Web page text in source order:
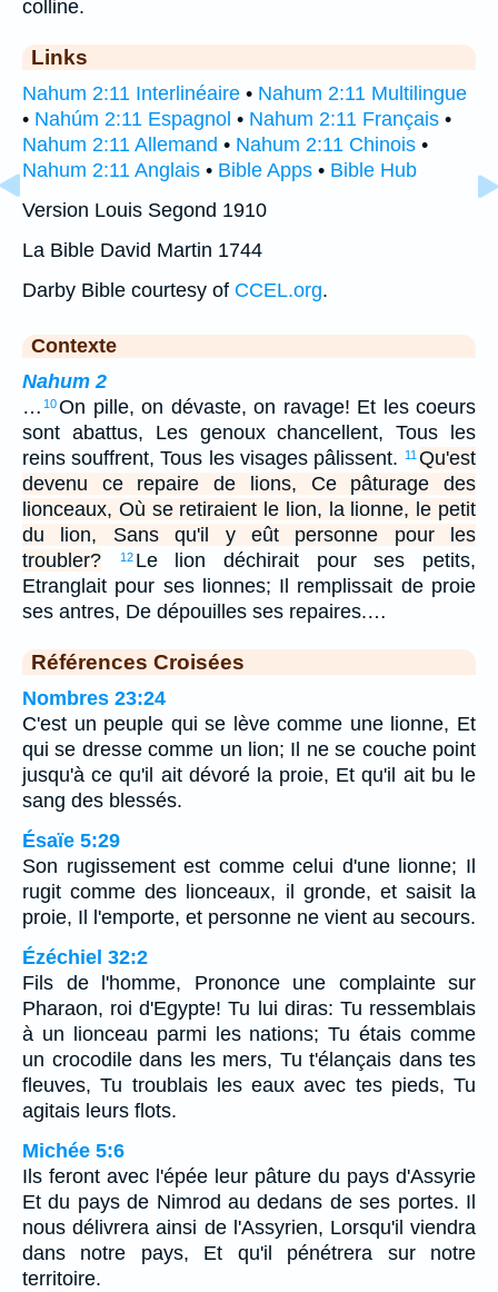
colline.
Links
Nahum 2:11 Interlinéaire • Nahum 2:11 Multilingue
• Nahúm 2:11 Espagnol • Nahum 2:11 Français •
Nahum 2:11 Allemand • Nahum 2:11 Chinois •
Nahum 2:11 Anglais • Bible Apps • Bible Hub
Version Louis Segond 1910
La Bible David Martin 1744
Darby Bible courtesy of CCEL.org.
Contexte
Nahum 2
… 10On pille, on dévaste, on ravage! Et les coeurs
sont abattus, Les genoux chancellent, Tous les
reins souffrent, Tous les visages pâlissent.
11 Qu'est
devenu ce repaire de lions, Ce pâturage des
lionceaux, Où se retiraient le lion, la lionne, le petit
du lion, Sans qu'il y eût personne pour les
troubler?
12 Le lion déchirait pour ses petits,
Etranglait pour ses lionnes; Il remplissait de proie
ses antres, De dépouilles ses repaires.…
Références Croisées
Nombres 23:24
C'est un peuple qui se lève comme une lionne, Et
qui se dresse comme un lion; Il ne se couche point
jusqu'à ce qu'il ait dévoré la proie, Et qu'il ait bu le
sang des blessés.
Ésaïe 5:29
Son rugissement est comme celui d'une lionne; Il
rugit comme des lionceaux, il gronde, et saisit la
proie, Il l'emporte, et personne ne vient au secours.
Ézéchiel 32:2
Fils de l'homme, Prononce une complainte sur
Pharaon, roi d'Egypte! Tu lui diras: Tu ressemblais
à un lionceau parmi les nations; Tu étais comme
un crocodile dans les mers, Tu t'élançais dans tes
fleuves, Tu troublais les eaux avec tes pieds, Tu
agitais leurs flots.
Michée 5:6
Ils feront avec l'épée leur pâture du pays d'Assyrie
Et du pays de Nimrod au dedans de ses portes. Il
nous délivrera ainsi de l'Assyrien, Lorsqu'il viendra
dans notre pays, Et qu'il pénétrera sur notre
territoire.